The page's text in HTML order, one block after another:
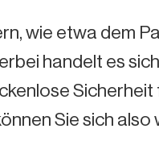
wie etwa dem
handelt es
Sie sich